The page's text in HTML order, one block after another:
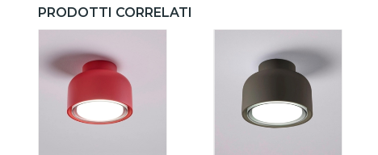
PRODOTTI CORRELATI